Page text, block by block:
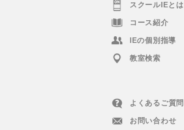
スクールIEとは
コース紹介
IEの個別指導
教室検索
よくあるご質問
お問い合わせ